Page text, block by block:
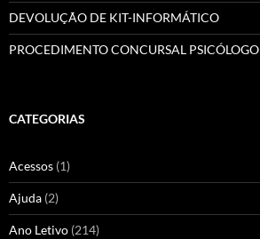
DEVOLUÇÃO DE KIT-INFORMÁTICO
PROCEDIMENTO CONCURSAL PSICÓLOGO
CATEGORIAS
Acessos (1)
Ajuda (2)
Ano Letivo (214)